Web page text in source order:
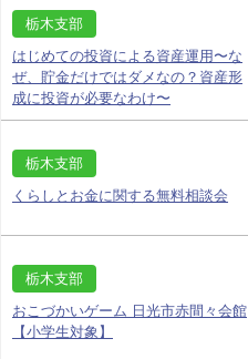
栃木支部
はじめての投資による資産運用〜な
ぜ、貯金だけではダメなの？資産形
成に投資が必要なわけ〜
栃木支部
くらしとお金に関する無料相談会
栃木支部
おこづかいゲーム 日光市赤間々会館
【小学生対象】